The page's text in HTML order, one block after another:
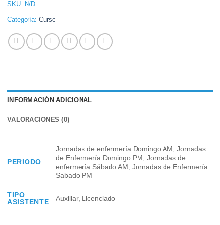
SKU: N/D
Categoría: Curso
INFORMACIÓN ADICIONAL
VALORACIONES (0)
PERIODO
Jornadas de enfermería Domingo AM, Jornadas
de Enfermería Domingo PM, Jornadas de
enfermería Sábado AM, Jornadas de Enfermería
Sabado PM
TIPO
ASISTENTE
Auxiliar, Licenciado